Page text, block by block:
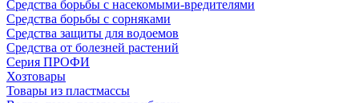
Средства борьбы с насекомыми-вредителями
Средства борьбы с сорняками
Средства защиты для водоемов
Средства от болезней растений
Серия ПРОФИ
Хозтовары
Товары из пластмассы